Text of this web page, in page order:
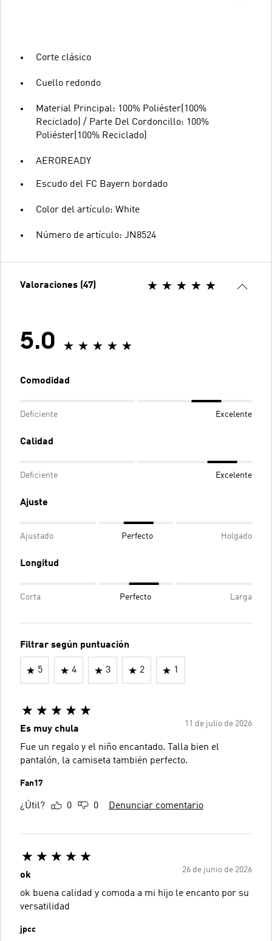
Corte clásico
Cuello redondo
Material Principal: 100% Poliéster(100%
Reciclado) / Parte Del Cordoncillo: 100%
Poliéster(100% Reciclado)
AEROREADY
Escudo del FC Bayern bordado
Color del artículo: White
Número de artículo: JN8524
Valoraciones (47)
5.0
Comodidad
Deficiente Excelente
Calidad
Deficiente Excelente
Ajuste
Ajustado Perfecto Holgado
Longitud
Corta Perfecto Larga
Filtrar según puntuación
5 4 3 2 1
11 de julio de 2026
Es muy chula
Fue un regalo y el niño encantado. Talla bien el
pantalón, la camiseta también perfecto.
Fan17
¿Útil? 0 0 Denunciar comentario
26 de junio de 2026
ok
ok buena calidad y comoda a mi hijo le encanto por su
versatilidad
jpcc